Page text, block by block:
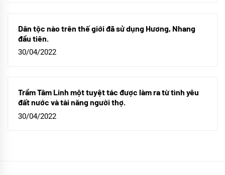
Dân tộc nào trên thế giới đã sử dụng Hương, Nhang
đầu tiên.
30/04/2022
Trầm Tâm Linh một tuyệt tác được làm ra từ tình yêu
đất nước và tài năng người thợ.
30/04/2022